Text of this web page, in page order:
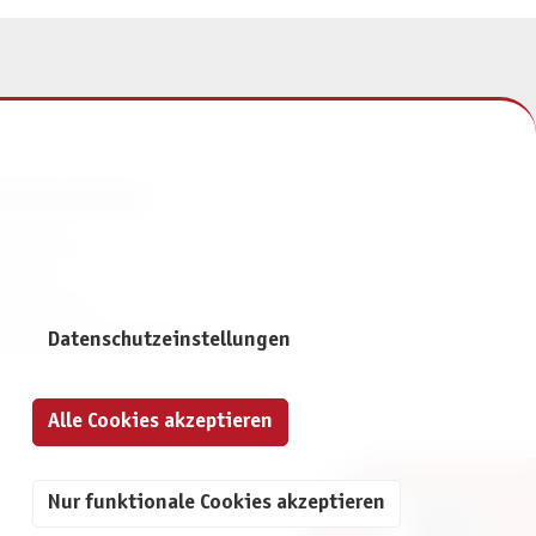
Einstellungen
Datenschutzeinstellungen
Nur funktionale Cookies akzeptieren
Alle Cookies akzeptieren